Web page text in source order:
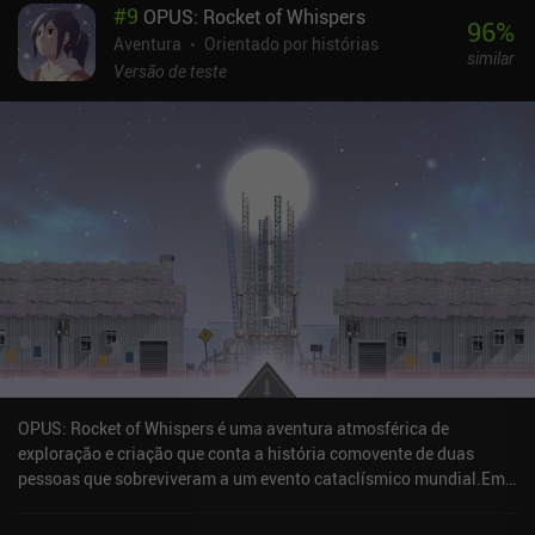
normalmente não cobrem. Essa sensação incrivelmente realista
talvez se deva, em parte, ao policial real que foi contratado como
consultor para o jogo.Os gráficos são ótimos e a dublagem é
impressionantes. O interessante é que podemos jogar o jogo em
tempo real para nos imergir totalmente, o que significa ter que
esperar por resultados e novas informações, ou pular esses
tempos de espera gratuitamente. Os aplicativos no telefone da
vítima são imitações adequadas de suas contrapartes na vida real,
e a história é uma das melhores que já experimentei. A única
desvantagem é que há mais leitura e menos interação no final, o
que às vezes faz com que o jogo pareça mais um romance
visual.Scriptic é gratuito para testar, depois disso, dois iAPs de
US$ 12,99 desbloqueiam o restante dos capítulos. Apesar do preço
caro, se você se interessa por dramas policiais e jogos com
histórias, vale a pena conferir essa verdadeira joia.
#9 OPUS: Rocket of Whispers
Aventura
Orientado por histórias
Versão de teste
96%
similar
OPUS: Rocket of Whispers é uma aventura atmosférica de
exploração e criação que conta a história comovente de duas
pessoas que sobreviveram a um evento cataclísmico mundial.Em